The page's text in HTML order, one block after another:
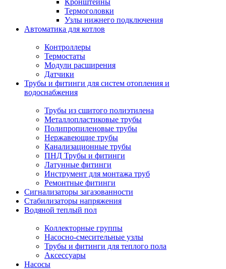
Кронштейны
Термоголовки
Узлы нижнего подключения
Автоматика для котлов
Контроллеры
Термостаты
Модули расширения
Датчики
Трубы и фитинги для систем отопления и
водоснабжения
Трубы из сшитого полиэтилена
Металлопластиковые трубы
Полипропиленовые трубы
Нержавеющие трубы
Канализационные трубы
ПНД Трубы и фитинги
Латунные фитинги
Инструмент для монтажа труб
Ремонтные фитинги
Сигнализаторы загазованности
Стабилизаторы напряжения
Водяной теплый пол
Коллекторные группы
Насосно-смесительные узлы
Трубы и фитинги для теплого пола
Аксессуары
Насосы